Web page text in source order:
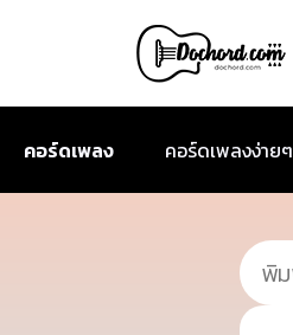
คอร์ดเพลง คอร์ดเพลงง่ายๆ